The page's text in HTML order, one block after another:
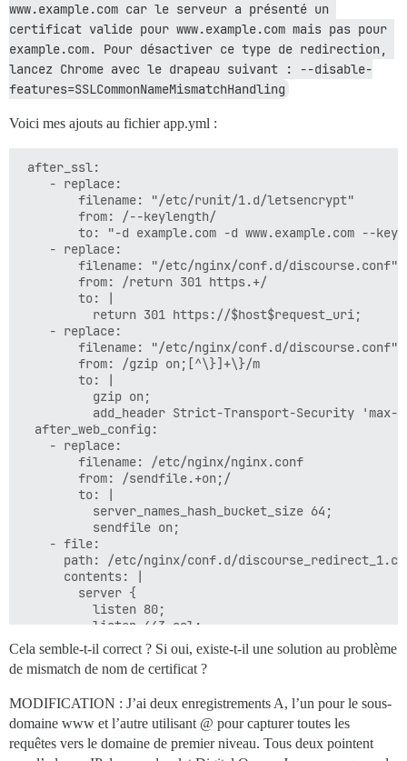
www.example.com car le serveur a présenté un
certificat valide pour www.example.com mais pas pour
example.com. Pour désactiver ce type de redirection,
lancez Chrome avec le drapeau suivant : --disable-
features=SSLCommonNameMismatchHandling
Voici mes ajouts au fichier app.yml :
after_ssl:
    - replace:
        filename: "/etc/runit/1.d/letsencrypt"
        from: /--keylength/
to: "-d example.com -d www.example.com --
    - replace:
        filename: "/etc/nginx/conf.d/discourse.conf"
        from: /return 301 https.+/
        to: |
          return 301 https://$host$request_uri;
    - replace:
        filename: "/etc/nginx/conf.d/discourse.conf"
        from: /gzip on;[^\}]+\}/m
        to: |
          gzip on;
add_header Strict-Transport-Security
  after_web_config:
    - replace:
        filename: /etc/nginx/nginx.conf
        from: /sendfile.+on;/
        to: |
          server_names_hash_bucket_size 64;
          sendfile on;
    - file:
path: /etc/nginx/conf.d/
      contents: |
        server {
          listen 80;
          listen 443 ssl;
          server_name example.com;
return 301 https://
Cela semble-t-il correct ? Si oui, existe-t-il une solution au problème
de mismatch de nom de certificat ?
MODIFICATION : J’ai deux enregistrements A, l’un pour le sous-
domaine www et l’autre utilisant @ pour capturer toutes les
requêtes vers le domaine de premier niveau. Tous deux pointent